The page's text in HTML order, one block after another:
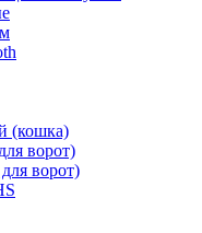
(кошка)
ворот)
ворот)